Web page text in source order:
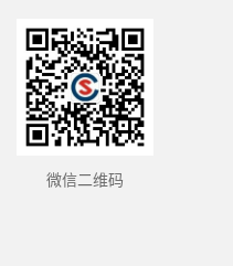
微信二维码